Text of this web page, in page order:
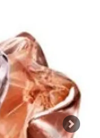
Next